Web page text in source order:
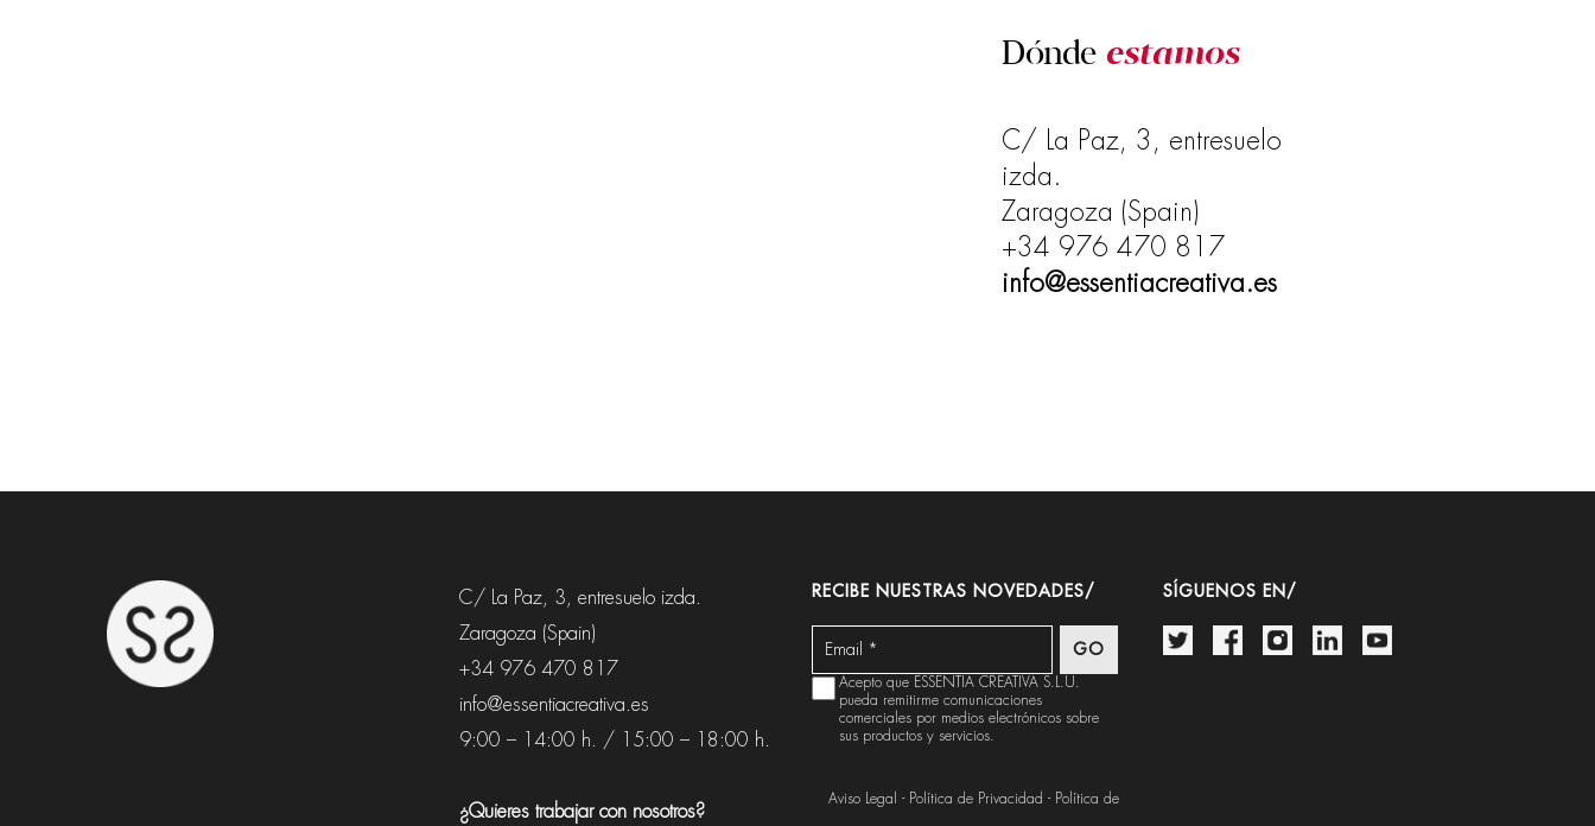
Dónde estamos
C/ La Paz, 3, entresuelo
izda.
Zaragoza (Spain)
+34 976 470 817
info@essentiacreativa.es
C/ La Paz, 3, entresuelo izda.
Zaragoza (Spain)
+34 976 470 817
info@essentiacreativa.es
9:00 – 14:00 h. / 15:00 – 18:00 h.
¿Quieres trabajar con nosotros?
RECIBE NUESTRAS NOVEDADES/
Acepto que ESSENTIA CREATIVA S.L.U.
pueda remitirme comunicaciones
comerciales por medios electrónicos sobre
sus productos y servicios.
Aviso Legal - Política de Privacidad - Política de
SÍGUENOS EN/